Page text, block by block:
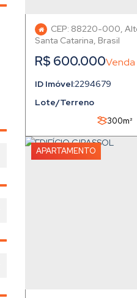
Lote/Terreno
R$ 600.000
2294679
CEP: 88220-000,
Santa Catarina, Brasil
300m²
APARTAMENTO